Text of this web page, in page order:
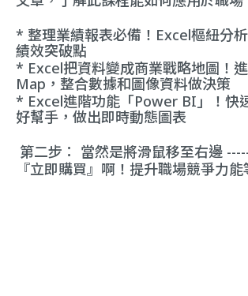
* 整理業績報表必備！Excel樞紐分
績效突破點
* Excel把資料變成商業戰略地圖！
Map，整合數據和圖像資料做決策
* Excel進階功能「Power BI」！快
好幫手，做出即時動態圖表
第二步： 當然是將滑鼠移至右邊
『立即購買』 啊！提升職場競爭力能